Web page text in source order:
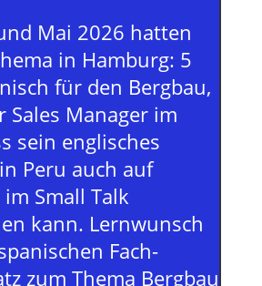
Mai 2026 hatten
in Hamburg: 5
für den Bergbau,
Sales Manager im
sein englisches
Peru auch auf
Small Talk
kann. Lernwunsch
Fach-
zum Thema Bergbau